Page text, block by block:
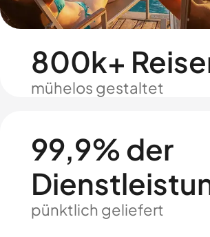
800k+
mühelos gestaltet
99,9% der
pünktlich geliefert